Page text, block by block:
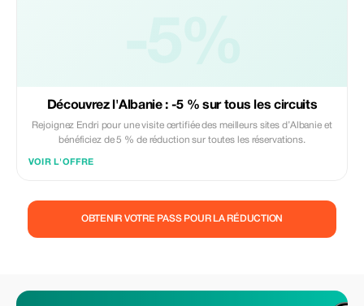
Découvrez l'Albanie : -5 % sur tous les circuits
Rejoignez Endri pour une visite certifiée des meilleurs sites d’Albanie et
bénéficiez de 5 % de réduction sur toutes les réservations.
VOIR L'OFFRE
OBTENIR VOTRE PASS POUR LA RÉDUCTION